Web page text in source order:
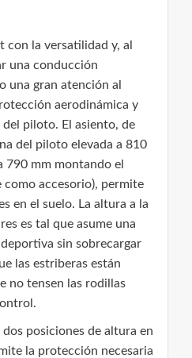
con la versatilidad y, al
una conducción
una gran atención al
aerodinámica y
piloto. El asiento, de
del piloto elevada a 810
790 mm montando el
como accesorio), permite
en el suelo. La altura a la
es tal que asume una
sin sobrecargar
las estriberas están
no tensen las rodillas
posiciones de altura en
la protección necesaria